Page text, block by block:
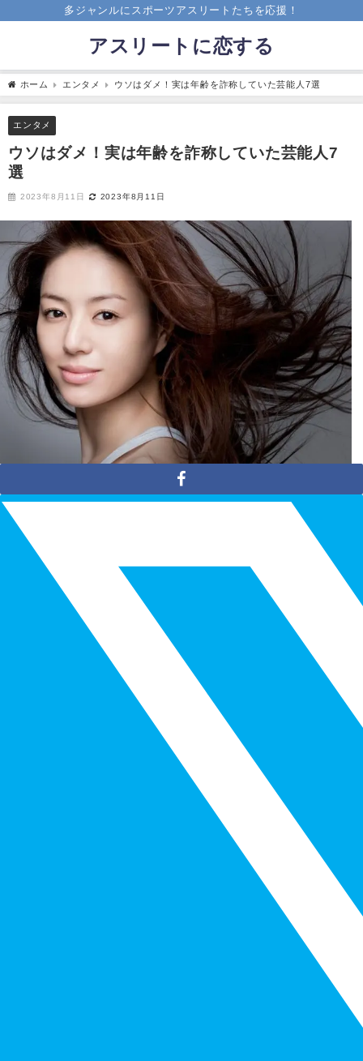
多ジャンルにスポーツアスリートたちを応援！
アスリートに恋する
ホーム エンタメ ウソはダメ！実は年齢を詐称していた芸能人7選
エンタメ
ウソはダメ！実は年齢を詐称していた芸能人7
選
2023年8月11日 2023年8月11日